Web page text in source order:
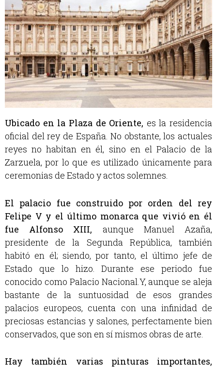
Ubicado en la Plaza de Oriente, es la residencia
oficial del rey de España. No obstante,los actuales
reyes no habitan en él, sino en el Palacio de la
Zarzuela, por lo que es utilizado únicamente para
ceremonias de Estado y actos solemnes.
El palacio fue construido por orden del rey
Felipe V y el último monarca que vivió en él
fue Alfonso XIII, aunque Manuel Azaña,
presidente de la Segunda República, también
habitó en él; siendo, por tanto, el último jefe de
Estado que lo hizo. Durante ese periodo fue
conocido como Palacio Nacional.Y, aunque se aleja
bastante de la suntuosidad de esos grandes
palacios europeos, cuenta con una infinidad de
preciosas estancias y salones, perfectamente bien
conservados, que son en sí mismos obras de arte.
Hay también varias pinturas importantes,